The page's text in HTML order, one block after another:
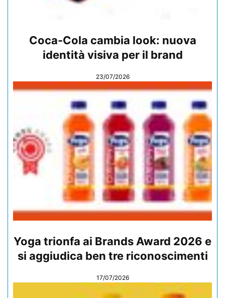
Coca-Cola cambia look: nuova
identità visiva per il brand
23/07/2026
Yoga trionfa ai Brands Award 2026 e
si aggiudica ben tre riconoscimenti
17/07/2026